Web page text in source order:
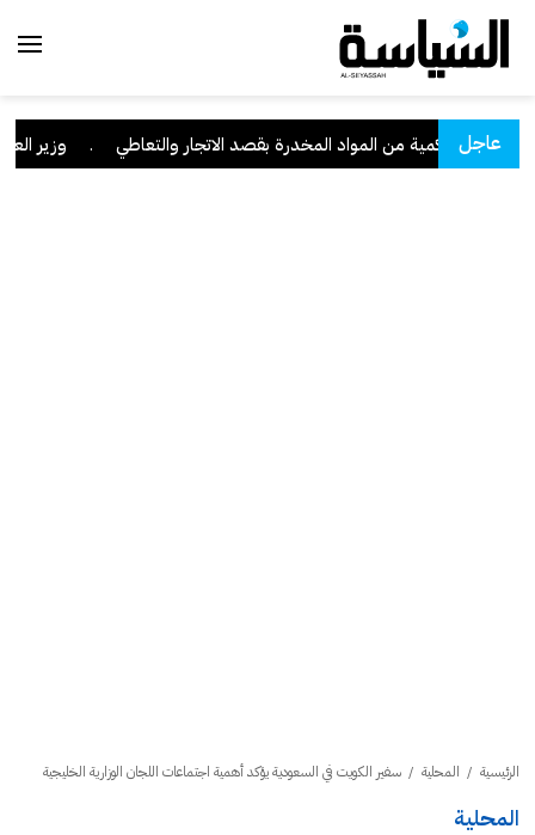
عاجلكمية من المواد المخدرة بقصد الاتجار والتعاطي وزير العدل:
الرئيسية / المحلية / سفير الكويت في السعودية يؤكد أهمية اجتماعات اللجان الوزارية الخليجية
المحلية